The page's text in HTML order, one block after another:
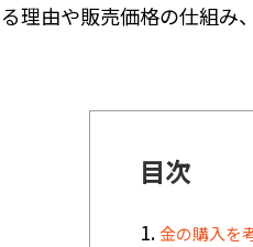
る理由や販売価格の仕組み
目次
金の購入を